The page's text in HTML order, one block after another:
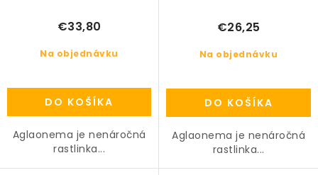
Na objednávku
€33,80
DO KOŠÍKA
Aglaonema je nenáročná
rastlinka...
Na objednávku
€26,25
DO KOŠÍKA
Aglaonema je nenáročná
rastlinka...